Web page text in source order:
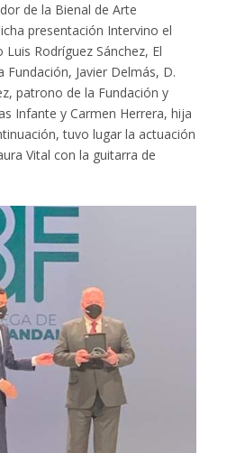
de la Bienal de Arte
presentación Intervino el
Rodríguez Sánchez, El
Fundación, Javier Delmás, D.
patrono de la Fundación y
Infante y Carmen Herrera, hija
tuvo lugar la actuación
Vital con la guitarra de